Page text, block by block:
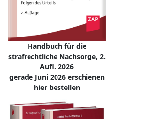
Handbuch für die
strafrechtliche Nachsorge, 2.
Aufl. 2026
gerade Juni 2026 erschienen
hier bestellen